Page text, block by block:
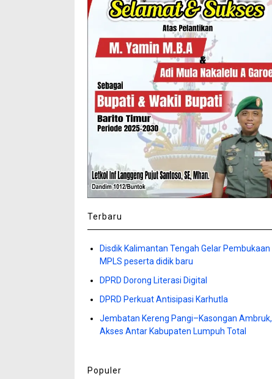
Terbaru
Disdik Kalimantan Tengah Gelar Pembukaan
MPLS peserta didik baru
DPRD Dorong Literasi Digital
DPRD Perkuat Antisipasi Karhutla
Jembatan Kereng Pangi–Kasongan Ambruk,
Akses Antar Kabupaten Lumpuh Total
Populer